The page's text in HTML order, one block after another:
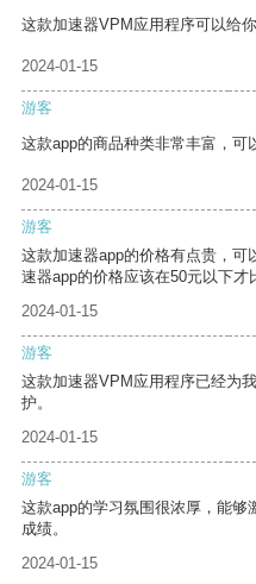
这款加速器VPM应用程序可以给
2024-01-15
游客
这款app的商品种类非常丰富，可
2024-01-15
游客
这款加速器app的价格有点贵，可
速器app的价格应该在50元以下才
2024-01-15
游客
这款加速器VPM应用程序已经为
护。
2024-01-15
游客
这款app的学习氛围很浓厚，能够
成绩。
2024-01-15